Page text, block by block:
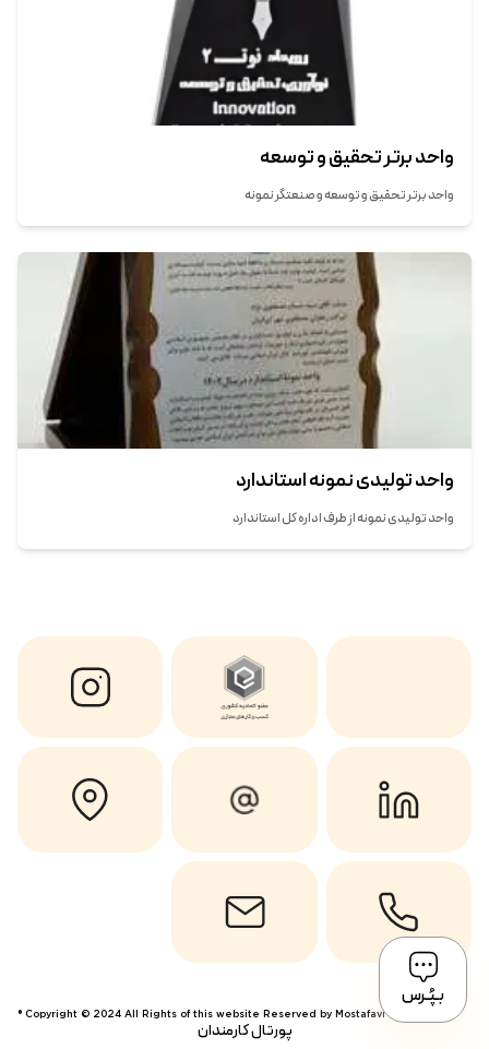
واحد برتر تحقیق و توسعه
واحد برتر تحقیق و توسعه و صنعتگر نمونه
واحد تولیدی نمونه استاندارد
واحد تولیدی نمونه از طرف اداره کل استاندارد
Copyright © 2024 All Rights of this website Reserved by Mostafavi ®
پورتال کارمندان
بـپُـرس